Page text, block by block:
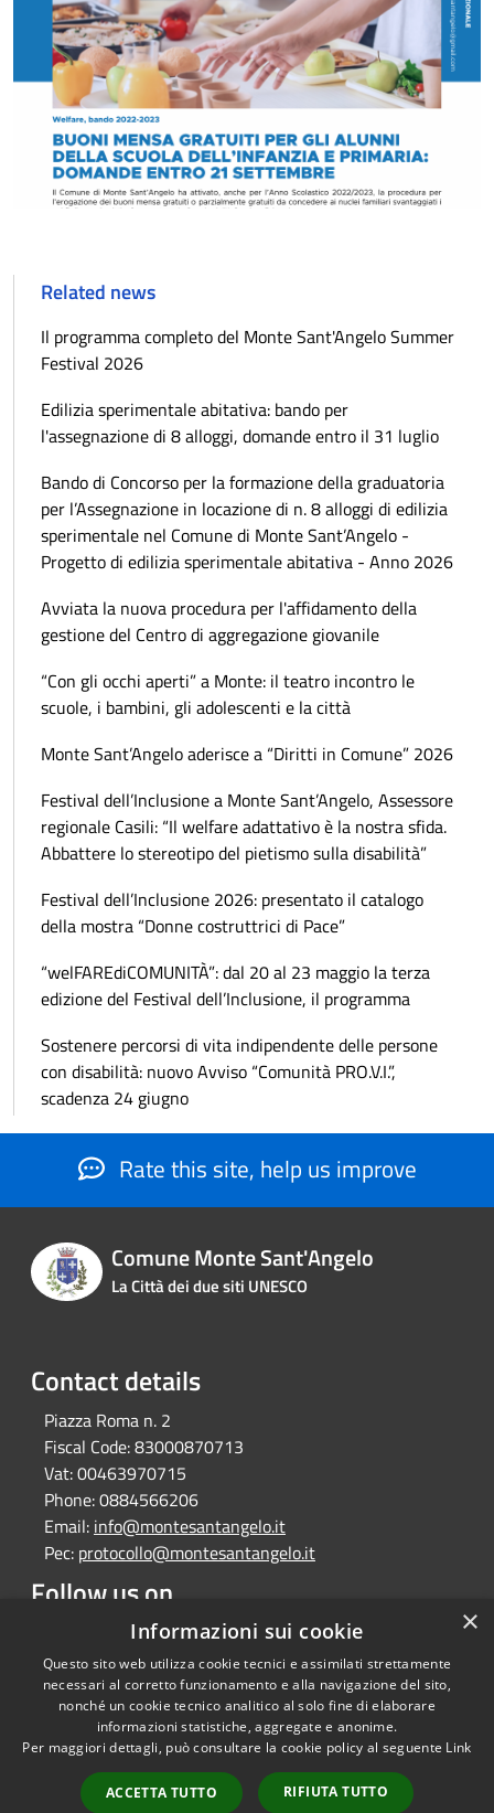
Related news
Il programma completo del Monte Sant'Angelo Summer
Festival 2026
Edilizia sperimentale abitativa: bando per
l'assegnazione di 8 alloggi, domande entro il 31 luglio
Bando di Concorso per la formazione della graduatoria
per l’Assegnazione in locazione di n. 8 alloggi di edilizia
sperimentale nel Comune di Monte Sant’Angelo -
Progetto di edilizia sperimentale abitativa - Anno 2026
Avviata la nuova procedura per l'affidamento della
gestione del Centro di aggregazione giovanile
“Con gli occhi aperti” a Monte: il teatro incontro le
scuole, i bambini, gli adolescenti e la città
Monte Sant’Angelo aderisce a “Diritti in Comune” 2026
Festival dell’Inclusione a Monte Sant’Angelo, Assessore
regionale Casili: “Il welfare adattativo è la nostra sfida.
Abbattere lo stereotipo del pietismo sulla disabilità”
Festival dell’Inclusione 2026: presentato il catalogo
della mostra “Donne costruttrici di Pace”
“welFAREdiCOMUNITÀ”: dal 20 al 23 maggio la terza
edizione del Festival dell’Inclusione, il programma
Sostenere percorsi di vita indipendente delle persone
con disabilità: nuovo Avviso “Comunità PRO.V.I.”,
scadenza 24 giugno
Rate this site, help us improve
Comune Monte Sant'Angelo
La Città dei due siti UNESCO
Contact details
Piazza Roma n. 2
Fiscal Code:83000870713
Vat:00463970715
Phone:0884566206
Email: info@montesantangelo.it
Pec: protocollo@montesantangelo.it
Follow us on
FacebookYoutubeInstagramTelegramWhatsapp
RSS
Accessibility
Copyright © 2026 • Comune
byMunicipium
Admin
×
Informazioni sui cookie
Questo sito web utilizza cookie tecnici e assimilati strettamente
necessari al corretto funzionamento e alla navigazione del sito,
nonché un cookie tecnico analitico al solo fine di elaborare
informazioni statistiche, aggregate e anonime.
Per maggiori dettagli, può consultare la cookie policy al seguente Link
ACCETTA TUTTO RIFIUTA TUTTO